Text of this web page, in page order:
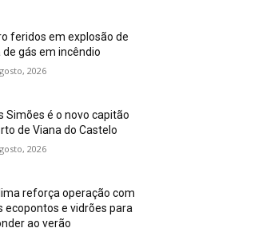
feridos em explosão de
de gás em incêndio
2026
Simões é o novo capitão
de Viana do Castelo
2026
reforça operação com
ecopontos e vidrões para
ao verão